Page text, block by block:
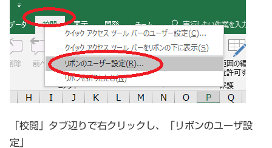
「校閲」タブ辺りで右クリックし、「リボンのユーザ設
定」